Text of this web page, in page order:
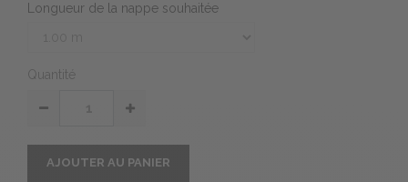
Longueur de la nappe souhaitée
Quantité
AJOUTER AU PANIER